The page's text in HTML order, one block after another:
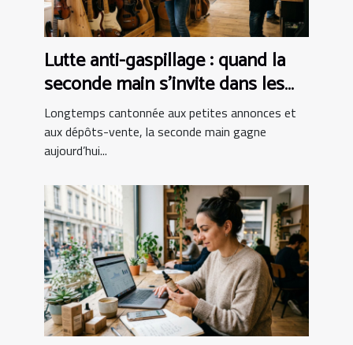
Lutte anti-gaspillage : quand la
seconde main s’invite dans les
boutiques d’instruments
Longtemps cantonnée aux petites annonces et
aux dépôts-vente, la seconde main gagne
aujourd’hui...